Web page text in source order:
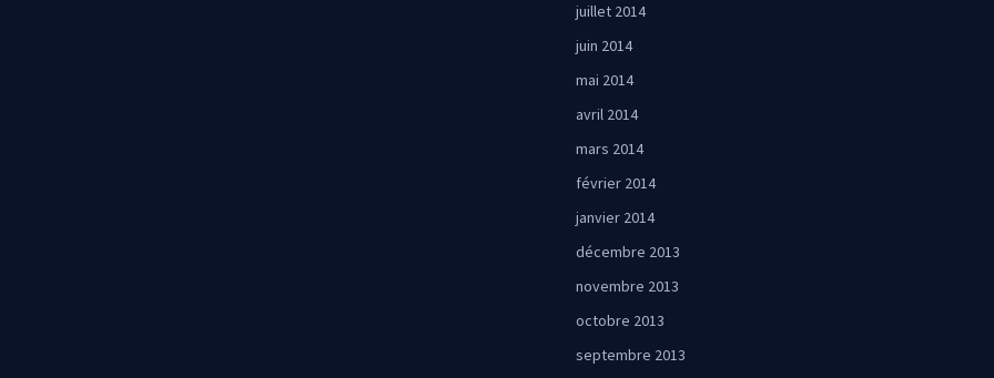
juillet 2014
juin 2014
mai 2014
avril 2014
mars 2014
février 2014
janvier 2014
décembre 2013
novembre 2013
octobre 2013
septembre 2013